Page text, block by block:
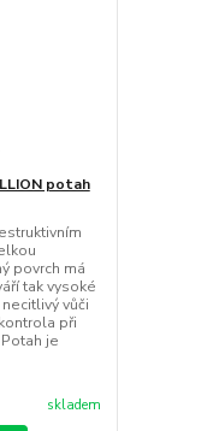
potah
povrch má
tak vysoké
vůči
při
je
skladem